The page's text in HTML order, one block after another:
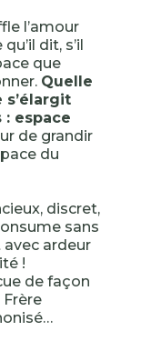
l’amour
dit, s’il
que
Quelle
s’élargit
espace
de grandir
du
discret,
sans
ardeur
!
de façon